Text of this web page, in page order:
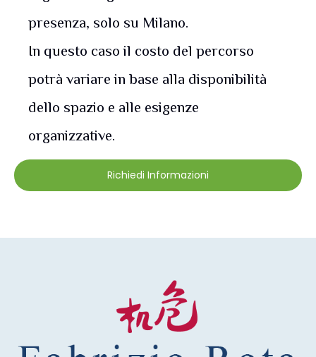
presenza, solo su Milano.
In questo caso il costo del percorso
potrà variare in base alla disponibilità
dello spazio e alle esigenze
organizzative.
Richiedi Informazioni